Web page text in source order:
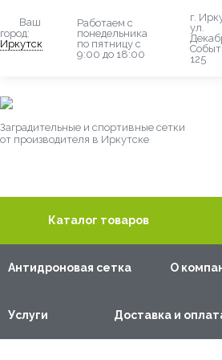
Ваш
город:
Иркутск
Работаем с
понедельника
по пятницу с
9:00 до 18:00
г.
ул.
125
Заградительные и спортивные сетки
от производителя в Иркутске
Каталог товаров
Антидроновая сетка О
Услуги Доставка и